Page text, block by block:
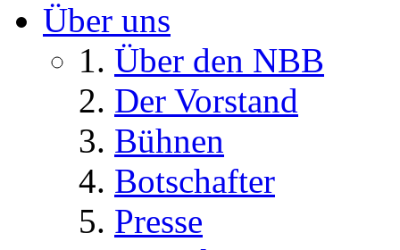
Über uns
Über den NBB
Der Vorstand
Bühnen
Botschafter
Presse